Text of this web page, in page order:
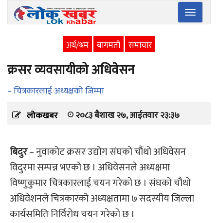
Toggle
अर्थ/श्रम बागमती समाचार
क्रसर व्यवसायीको अधिवेसन
– चित्रकारलाई अध्यक्षको जिम्मा
लोकखबर
२०८३ बैशाख २७, आईतवार २३:३७
बिदुर– नुवाकोट क्रसर उद्योग संघको चौंथो अधिवेसन
विदुरमा सम्पन्न भएको छ । अधिवेसनले अध्यक्षमा
विष्णुकुमार चित्रकारलाई चयन गरेको छ । संघको चौथो
अधिवेशनले चित्रकारको अध्यक्षतामा ७ सदस्यीय जिल्ला
कार्यसमिति निर्विरोध चयन गरेको छ ।